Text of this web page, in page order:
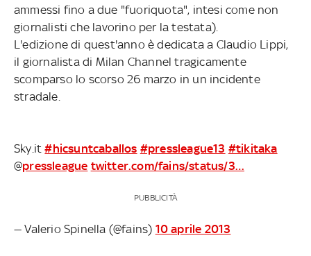
ammessi fino a due "fuoriquota", intesi come non
giornalisti che lavorino per la testata).
L'edizione di quest'anno è dedicata a Claudio Lippi,
il giornalista di Milan Channel tragicamente
scomparso lo scorso 26 marzo in un incidente
stradale.
Sky.it#hicsuntcaballos #pressleague13 #tikitaka
@pressleague twitter.com/fains/status/3…
PUBBLICITÀ
— Valerio Spinella (@fains) 10 aprile 2013